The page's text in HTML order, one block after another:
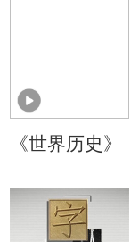
《世界历史》